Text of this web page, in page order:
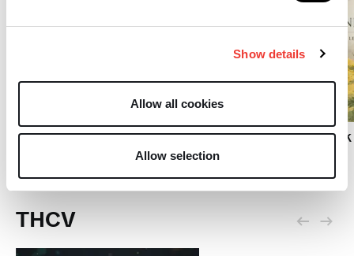
Show details
Allow all cookies
Allow selection
C
La IA demuestra cuándo
cortar según la resina
C
Hasta siempre, Henk
IJpelaar
THCV